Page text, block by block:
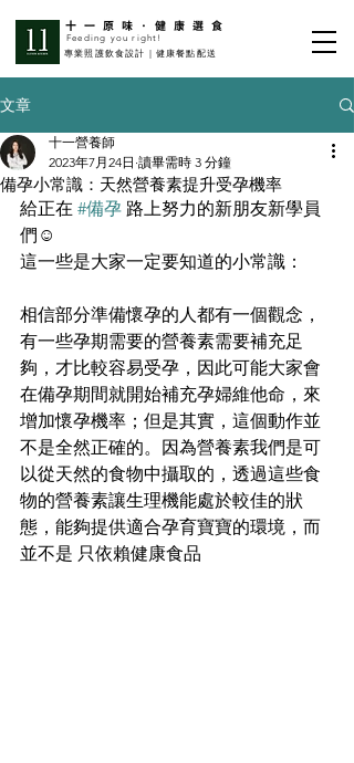
​十一原味·健康選食
Feeding you right!
​專業照護飲食設計｜健康餐點配送
文章
備孕小常識：天然營養素提升受孕機率
十一營養師
2023年7月24日 讀畢需時 3 分鐘
給正在 #備孕 路上努力的新朋友新學員
們☺️
這一些是大家一定要知道的小常識：
相信部分準備懷孕的人都有一個觀念，
有一些孕期需要的營養素需要補充足
夠，才比較容易受孕，因此可能大家會
在備孕期間就開始補充孕婦維他命，來
增加懷孕機率；但是其實，這個動作並
不是全然正確的。因為營養素我們是可
以從天然的食物中攝取的，透過這些食
物的營養素讓生理機能處於較佳的狀
態，能夠提供適合孕育寶寶的環境，而
並不是 只依賴健康食品